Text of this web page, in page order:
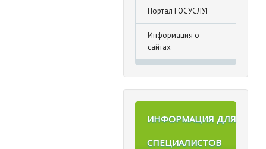
Портал ГОСУСЛУГ
Информация о
сайтах
ИНФОРМАЦИЯ ДЛЯ
СПЕЦИАЛИСТОВ